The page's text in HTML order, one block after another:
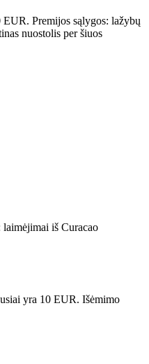
Premijos sąlygos: lažybų
nuostolis per šiuos
iš Curacao
yra 10 EUR. Išėmimo